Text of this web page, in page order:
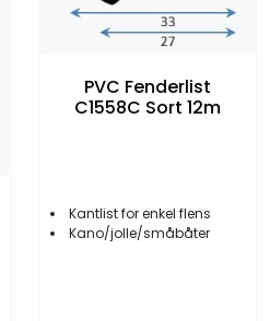
PVC Fenderlist
C1558C Sort 12m
Kantlist for enkel flens
Kano/jolle/småbåter